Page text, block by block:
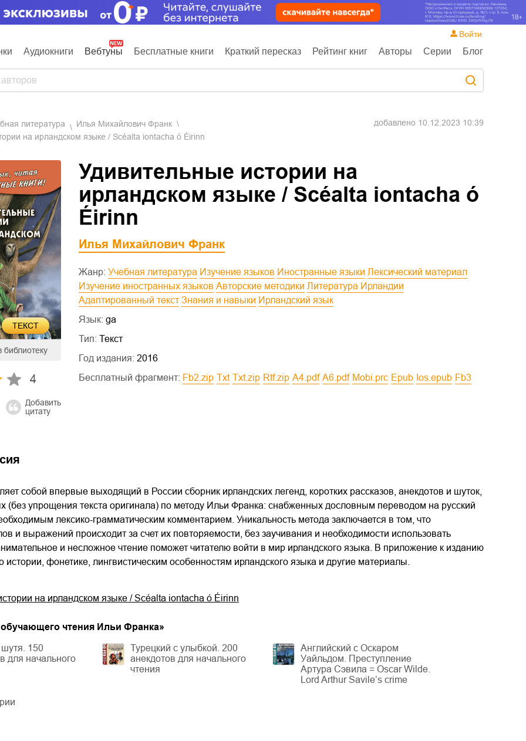
Аудиокниги Вебтуны Бесплатные книги Краткий пересказ Рейтинг книг Авторы Серии Блог
Войти
литература
Илья Михайлович Франк
на ирландском языке / Scéalta iontacha ó Éirinn
добавлено 10.12.2023 10:39
ТЕКСТ
библиотеку
4
Добавить
цитату
Удивительные истории на
ирландском языке / Scéalta iontacha ó
Éirinn
Илья Михайлович Франк
Жанр: Учебная литература Изучение языков Иностранные языки
Лексический материал
Изучение иностранных языков
Авторские методики
Литература Ирландии
Адаптированный текст
Знания и навыки
Ирландский язык
Язык: ga
Тип: Текст
Год издания: 2016
Бесплатный фрагмент:
fb2.zip txt txt.zip rtf.zip a4.pdf a6.pdf mobi.prc epub ios.epub fb3
собой впервые выходящий в России сборник ирландских легенд, коротких рассказов, анекдотов и шуток,
(без упрощения текста оригинала) по методу Ильи Франка: снабженных дословным переводом на русский
лексико-грамматическим комментарием. Уникальность метода заключается в том, что
и выражений происходит за счет их повторяемости, без заучивания и необходимости использовать
и несложное чтение поможет читателю войти в мир ирландского языка. В приложение к изданию
истории, фонетике, лингвистическим особенностям ирландского языка и другие материалы.
на ирландском языке / Scéalta iontacha ó Éirinn
чтения Ильи Франка»
150
для начального
Турецкий с улыбкой. 200
анекдотов для начального
чтения
Английский с Оскаром
Уайльдом. Преступление
Артура Сэвила = Oscar Wilde.
Lord Arthur Savile’s crime